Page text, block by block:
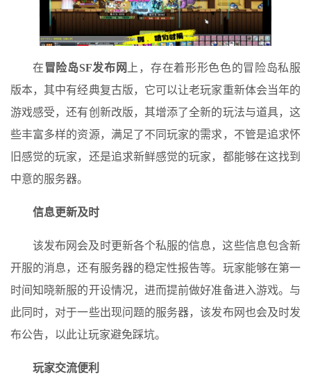
在 冒险岛SF发布网 上，存在着形形色色的冒险岛私服
版本，其中有经典复古版，它可以让老玩家重新体会当年的
游戏感受，还有创新改版，其增添了全新的玩法与道具，这
些丰富多样的资源，满足了不同玩家的需求，不管是追求怀
旧感觉的玩家，还是追求新鲜感觉的玩家，都能够在这找到
中意的服务器。
信息更新及时
该发布网会及时更新各个私服的信息，这些信息包含新
开服的消息，还有服务器的稳定性报告等。玩家能够在第一
时间知晓新服的开设情况，进而提前做好准备进入游戏。与
此同时，对于一些出现问题的服务器，该发布网也会及时发
布公告，以此让玩家避免踩坑。
玩家交流便利